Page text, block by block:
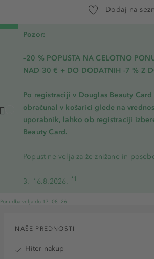
Dodaj na
Pozor:
–20 % POPUSTA NA CELOTNO
NAD 30 € + DO DODATNIH -7 % Z
Po registraciji v Douglas Beauty
obračunal v košarici glede na
uporabnik, lahko ob registraciji
Beauty Card.
Popust ne velja za že znižane in
3.–16.8.2026. *1
Ponudba velja do 17. 08. 26.
NAŠE PREDNOSTI
Hiter nakup